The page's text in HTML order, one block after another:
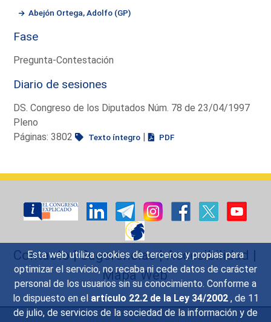
Esta web utiliza cookies de terceros y propias para
optimizar el servicio, no recaba ni cede datos de carácter
personal de los usuarios sin su conocimiento. Conforme a
lo dispuesto en el artículo 22.2 de la Ley 34/2002 , de 11
de julio, de servicios de la sociedad de la información y de
Abejón Ortega, Adolfo (GP)
Fase
Pregunta-Contestación
Diario de sesiones
DS. Congreso de los Diputados Núm. 78 de 23/04/1997
Pleno
Páginas: 3802
Texto íntegro | PDF
Contacto|Sugerencias|Accesibilidad |
Mapa Web